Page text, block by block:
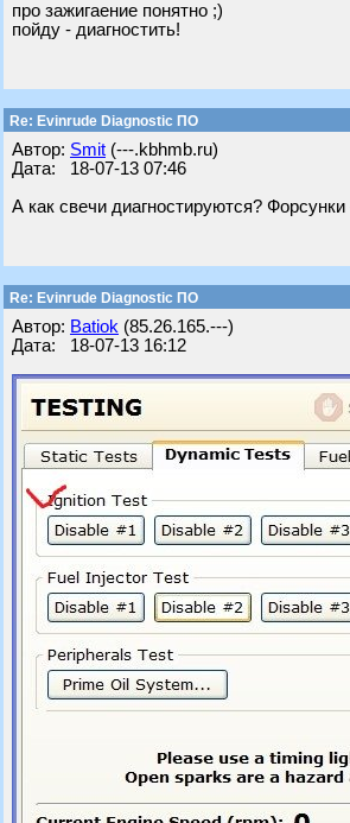
про зажигаение понятно ;)
пойду - диагностить!
Re: Evinrude Diagnostic ПО
Автор: Smit (---.kbhmb.ru)
Дата: 18-07-13 07:46
А как свечи диагностируются?
Re: Evinrude Diagnostic ПО
Автор: Batiok (85.26.165.---)
Дата: 18-07-13 16:12